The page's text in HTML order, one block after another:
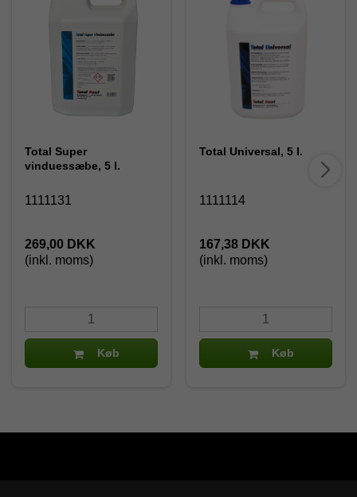
Total Super
vinduessæbe, 5 l.
1111131
269,00 DKK
(inkl. moms)
Køb
Total Universal, 5 l.
1111114
167,38 DKK
(inkl. moms)
Køb